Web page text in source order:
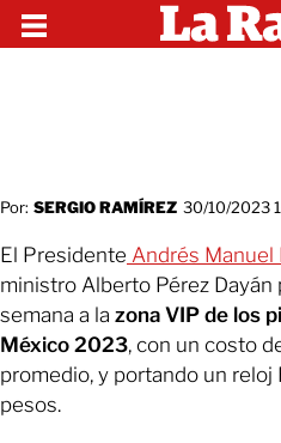
Por: SERGIO RAMÍREZ 30/10/2023
El Presidente Andrés Manuel
ministro Alberto Pérez
semana a la zona VIP de los
México 2023, con un costo
promedio, y portando un
pesos.